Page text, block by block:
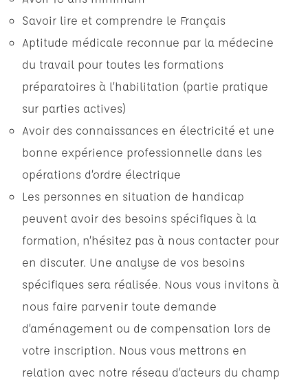
Savoir lire et comprendre le Français
Aptitude médicale reconnue par la médecine
du travail pour toutes les formations
préparatoires à l’habilitation (partie pratique
sur parties actives)
Avoir des connaissances en électricité et une
bonne expérience professionnelle dans les
opérations d’ordre électrique
Les personnes en situation de handicap
peuvent avoir des besoins spécifiques à la
formation, n’hésitez pas à nous contacter pour
en discuter. Une analyse de vos besoins
spécifiques sera réalisée. Nous vous invitons à
nous faire parvenir toute demande
d’aménagement ou de compensation lors de
votre inscription. Nous vous mettrons en
relation avec notre réseau d’acteurs du champ